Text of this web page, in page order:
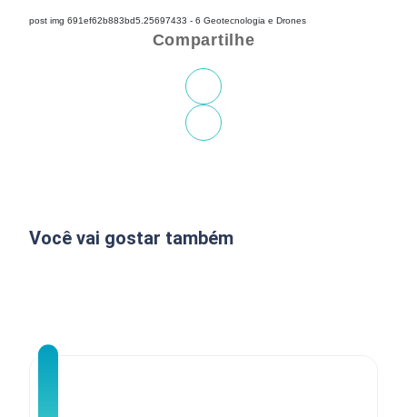
post img 691ef62b883bd5.25697433 - 6 Geotecnologia e Drones
Compartilhe
Você vai gostar também